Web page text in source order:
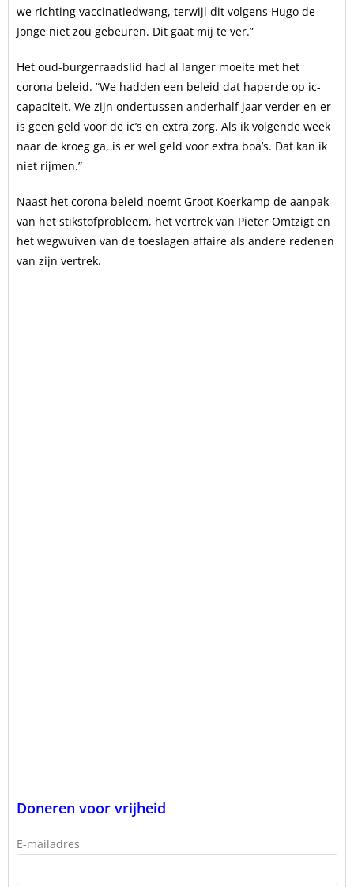
we richting vaccinatiedwang, terwijl dit volgens Hugo de
Jonge niet zou gebeuren. Dit gaat mij te ver.”
Het oud-burgerraadslid had al langer moeite met het
corona beleid. “We hadden een beleid dat haperde op ic-
capaciteit. We zijn ondertussen anderhalf jaar verder en er
is geen geld voor de ic’s en extra zorg. Als ik volgende week
naar de kroeg ga, is er wel geld voor extra boa’s. Dat kan ik
niet rijmen.”
Naast het corona beleid noemt Groot Koerkamp de aanpak
van het stikstofprobleem, het vertrek van Pieter Omtzigt en
het wegwuiven van de toeslagen affaire als andere redenen
van zijn vertrek.
Doneren voor vrijheid
E-mailadres